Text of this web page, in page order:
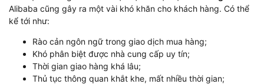
Alibaba cũng gây ra một vài khó khăn cho khách hàng. Có thể
kể tới như:
Rào cản ngôn ngữ trong giao dịch mua hàng;
Khó phân biệt được nhà cung cấp uy tín;
Thời gian giao hàng khá lâu;
Thủ tục thông quan khắt khe, mất nhiều thời gian;